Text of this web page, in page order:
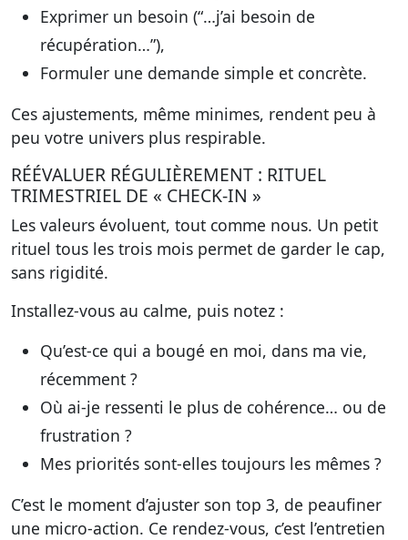
Exprimer un besoin (“…j’ai besoin de
récupération…”),
Formuler une demande simple et concrète.
Ces ajustements, même minimes, rendent peu à
peu votre univers plus respirable.
RÉÉVALUER RÉGULIÈREMENT : RITUEL
TRIMESTRIEL DE « CHECK-IN »
Les valeurs évoluent, tout comme nous. Un petit
rituel tous les trois mois permet de garder le cap,
sans rigidité.
Installez-vous au calme, puis notez :
Qu’est-ce qui a bougé en moi, dans ma vie,
récemment ?
Où ai-je ressenti le plus de cohérence… ou de
frustration ?
Mes priorités sont-elles toujours les mêmes ?
C’est le moment d’ajuster son top 3, de peaufiner
une micro-action. Ce rendez-vous, c’est l’entretien